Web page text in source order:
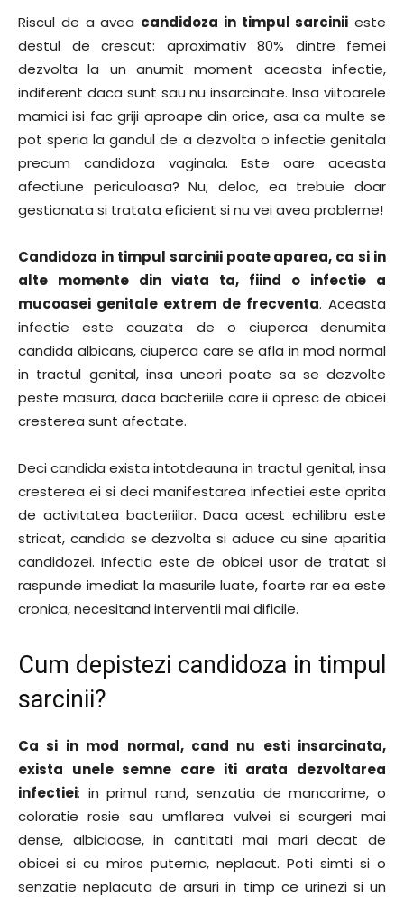
Riscul de a avea candidoza in timpul sarcinii este
destul de crescut: aproximativ 80% dintre femei
dezvolta la un anumit moment aceasta infectie,
indiferent daca sunt sau nu insarcinate. Insa viitoarele
mamici isi fac griji aproape din orice, asa ca multe se
pot speria la gandul de a dezvolta o infectie genitala
precum candidoza vaginala. Este oare aceasta
afectiune periculoasa? Nu, deloc, ea trebuie doar
gestionata si tratata eficient si nu vei avea probleme!
Candidoza in timpul sarcinii poate aparea, ca si in
alte momente din viata ta, fiind o infectie a
mucoasei genitale extrem de frecventa. Aceasta
infectie este cauzata de o ciuperca denumita
candida albicans, ciuperca care se afla in mod normal
in tractul genital, insa uneori poate sa se dezvolte
peste masura, daca bacteriile care ii opresc de obicei
cresterea sunt afectate.
Deci candida exista intotdeauna in tractul genital, insa
cresterea ei si deci manifestarea infectiei este oprita
de activitatea bacteriilor. Daca acest echilibru este
stricat, candida se dezvolta si aduce cu sine aparitia
candidozei. Infectia este de obicei usor de tratat si
raspunde imediat la masurile luate, foarte rar ea este
cronica, necesitand interventii mai dificile.
Cum depistezi candidoza in timpul
sarcinii?
Ca si in mod normal, cand nu esti insarcinata,
exista unele semne care iti arata dezvoltarea
infectiei: in primul rand, senzatia de mancarime, o
coloratie rosie sau umflarea vulvei si scurgeri mai
dense, albicioase, in cantitati mai mari decat de
obicei si cu miros puternic, neplacut. Poti simti si o
senzatie neplacuta de arsuri in timp ce urinezi si un